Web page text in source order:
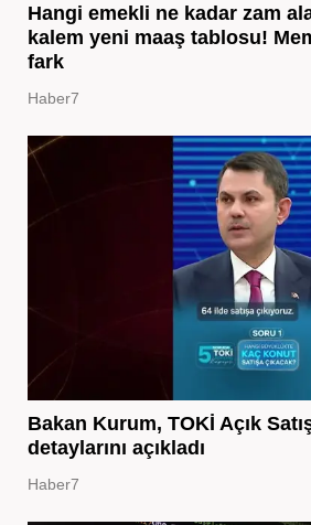
Hangi emekli ne kadar zam
kalem yeni maaş tablosu!
fark
Haber7
Bakan Kurum, TOKİ Açık
detaylarını açıkladı
Haber7